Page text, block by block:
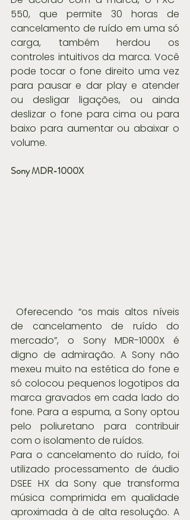
550, que permite 30 horas de
cancelamento de ruído em uma só
carga, também herdou os
controles intuitivos da marca. Você
pode tocar o fone direito uma vez
para pausar e dar play e atender
ou desligar ligações, ou ainda
deslizar o fone para cima ou para
baixo para aumentar ou abaixar o
volume.
Sony MDR-1000X
de cancelamento de ruído do
mercado”, o Sony MDR-1000X é
digno de admiração. A Sony não
mexeu muito na estética do fone e
só colocou pequenos logotipos da
marca gravados em cada lado do
fone. Para a espuma, a Sony optou
pelo poliuretano para contribuir
com o isolamento de ruídos.
Para o cancelamento do ruído, foi
utilizado processamento de áudio
DSEE HX da Sony que transforma
música comprimida em qualidade
aproximada à de alta resolução. A